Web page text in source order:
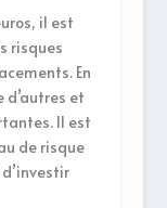
il est
risques
En
et
Il est
de risque